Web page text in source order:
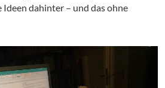
Ideen dahinter – und das ohne